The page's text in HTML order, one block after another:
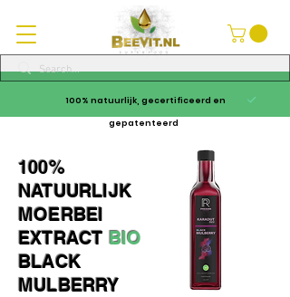
100% natuurlijk, gecertificeerd en
gepatenteerd
100%
NATUURLIJK
MOERBEI
EXTRACT BIO
BLACK
MULBERRY